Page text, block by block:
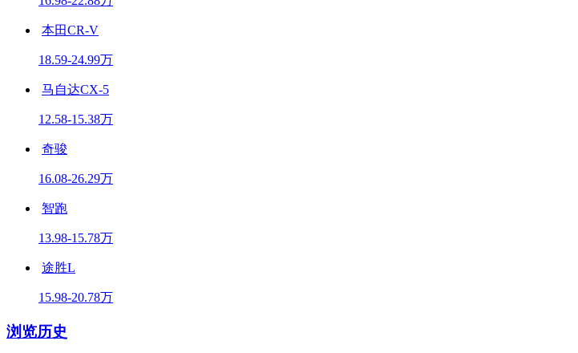
本田CR-V
18.59-24.99万
马自达CX-5
12.58-15.38万
奇骏
16.08-26.29万
智跑
13.98-15.78万
途胜L
15.98-20.78万
浏览历史